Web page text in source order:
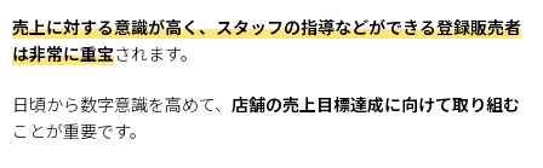
売上に対する意識が高く、スタッフの指導などができる登録販売者
は非常に重宝されます。
日頃から数字意識を高めて、 店舗の売上目標達成に向けて取り組む
ことが重要です。